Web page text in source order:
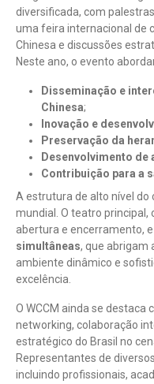
diversificada, com
uma feira internacional de
Chinesa e discussões
Neste ano, o evento
Disseminação e
Chinesa;
Inovação e
Preservação da
Desenvolvimento
Contribuição para a
A estrutura de alto nível
mundial. O teatro principal,
abertura e encerramento, e
simultâneas, que abrigam
ambiente dinâmico e
excelência.
O WCCM ainda se destaca
networking, colaboração
estratégico do Brasil no
Representantes de
incluindo profissionais,